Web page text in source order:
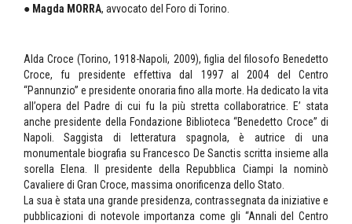
● Magda MORRA, avvocato del Foro di Torino.
Alda Croce (Torino, 1918-Napoli, 2009), figlia del filosofo Benedetto
Croce, fu presidente effettiva dal 1997 al 2004 del Centro
“Pannunzio” e presidente onoraria fino alla morte. Ha dedicato la vita
all’opera del Padre di cui fu la più stretta collaboratrice. E’ stata
anche presidente della Fondazione Biblioteca “Benedetto Croce” di
Napoli. Saggista di letteratura spagnola, è autrice di una
monumentale biografia su Francesco De Sanctis scritta insieme alla
sorella Elena. Il presidente della Repubblica Ciampi la nominò
Cavaliere di Gran Croce, massima onorificenza dello Stato.
La sua è stata una grande presidenza, contrassegnata da iniziative e
pubblicazioni di notevole importanza come gli “Annali del Centro